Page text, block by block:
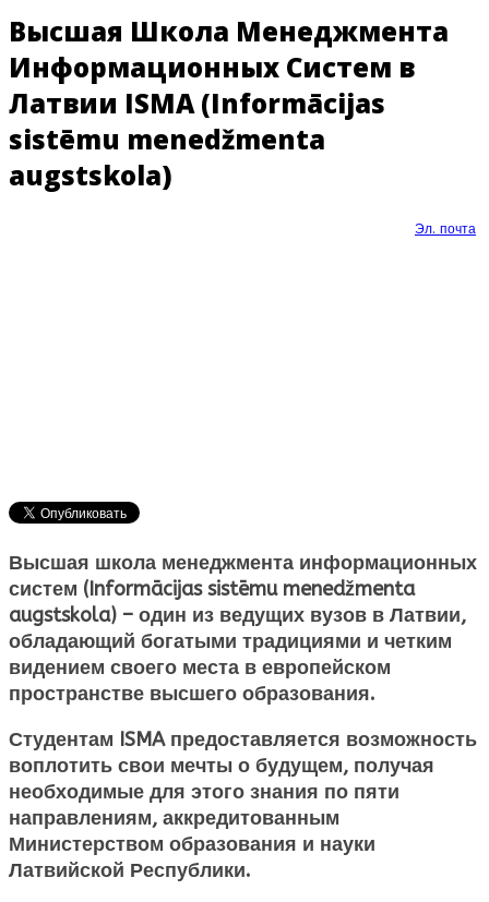
Высшая Школа Менеджмента
Информационных Систем в
Латвии ISMA (Informācijas
sistēmu menedžmenta
augstskola)
Эл. почта
Высшая школа менеджмента информационных
систем (Informācijas sistēmu menedžmenta
augstskola) – один из ведущих вузов в Латвии,
обладающий богатыми традициями и четким
видением своего места в европейском
пространстве высшего образования.
Студентам ISMA предоставляется возможность
воплотить свои мечты о будущем, получая
необходимые для этого знания по пяти
направлениям, аккредитованным
Министерством образования и науки
Латвийской Республики.